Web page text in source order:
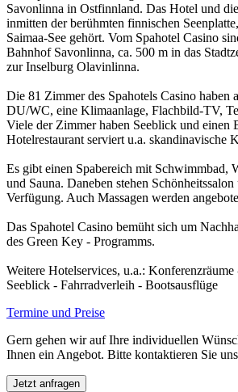
Savonlinna in Ostfinnland. Das Hotel und
inmitten der berühmten finnischen
Saimaa-See gehört. Vom Spahotel Casino
Bahnhof Savonlinna, ca. 500 m in das
zur Inselburg Olavinlinna.
Die 81 Zimmer des Spahotels Casino haben
DU/WC, eine Klimaanlage, Flachbild-TV,
Viele der Zimmer haben Seeblick und einen
Hotelrestaurant serviert u.a. skandinavische
Es gibt einen Spabereich mit Schwimmbad,
und Sauna. Daneben stehen
Verfügung. Auch Massagen werden
Das Spahotel Casino bemüht sich um
des Green Key - Programms.
Weitere Hotelservices, u.a.: Konferenzräume
Seeblick - Fahrradverleih - Bootsausflüge
Termine und Preise
Gern gehen wir auf Ihre individuellen
Ihnen ein Angebot. Bitte kontaktieren Sie
Jetzt anfragen